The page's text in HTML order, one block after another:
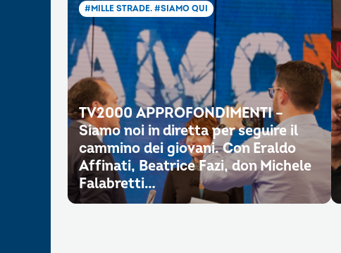
#MILLE STRADE. #SIAMO QUI
TV2000 APPROFONDIMENTI –
Siamo noi in diretta per seguire il
cammino dei giovani. Con Eraldo
Affinati, Beatrice Fazi, don Michele
Falabretti…